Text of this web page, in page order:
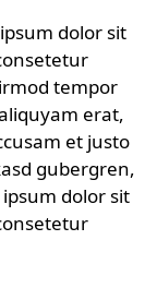
dolor sit
tempor
erat,
et justo
gubergren,
dolor sit